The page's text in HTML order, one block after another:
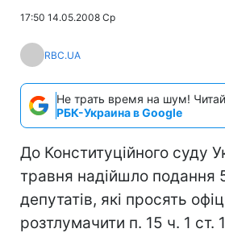
17:50 14.05.2008 Ср
RBC.UA
Не трать время на шум!
РБК-Украина в Google
До Конституційного суду
травня надійшло подання
депутатів, які просять
розтлумачити п. 15 ч. 1 ст.